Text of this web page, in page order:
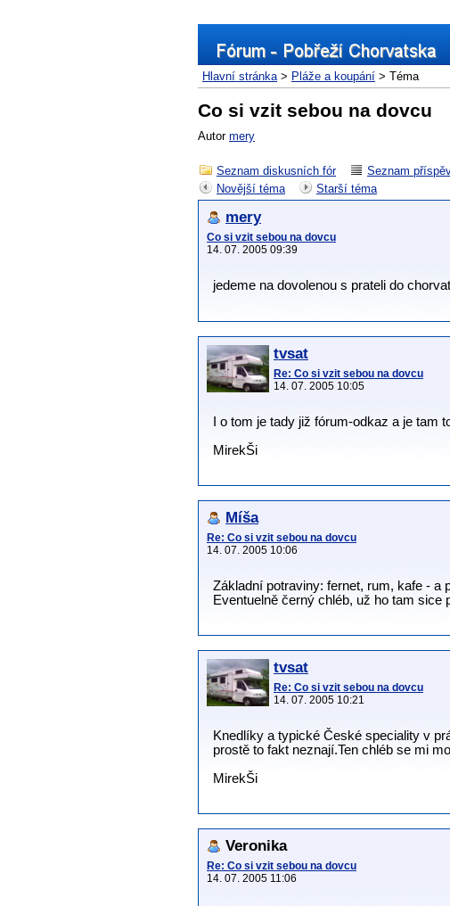
Hlavní stránka> Pláže a koupání > Téma
Co si vzit sebou na dovcu
Autor mery
Seznam diskusních fór Seznam
Novější téma Starší téma
mery
Co si vzit sebou na dovcu
14. 07. 2005 09:39
jedeme na dovolenou s prateli do
tvsat
Re: Co si vzit sebou na dovcu
14. 07. 2005 10:05
I o tom je tady již fórum-odkaz a je
MirekŠi
Míša
Re: Co si vzit sebou na dovcu
14. 07. 2005 10:06
Základní potraviny: fernet, rum, kafe - a
Eventuelně černý chléb, už ho tam sice
tvsat
Re: Co si vzit sebou na dovcu
14. 07. 2005 10:21
Knedlíky a typické České speciality v
prostě to fakt neznají.Ten chléb se mi
MirekŠi
Veronika
Re: Co si vzit sebou na dovcu
14. 07. 2005 11:06